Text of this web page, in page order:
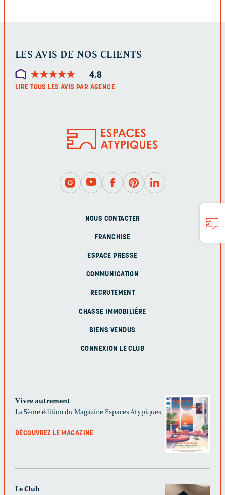
LES AVIS DE NOS CLIENTS
★★★★★
★★★★★ 4.8
LIRE TOUS LES AVIS PAR AGENCE
NOUS CONTACTER
FRANCHISE
ESPACE PRESSE
COMMUNICATION
RECRUTEMENT
CHASSE IMMOBILIÈRE
BIENS VENDUS
CONNEXION LE CLUB
Vivre autrement
La 5ème édition du Magazine Espaces Atypiques
DÉCOUVREZ LE MAGAZINE
Le Club